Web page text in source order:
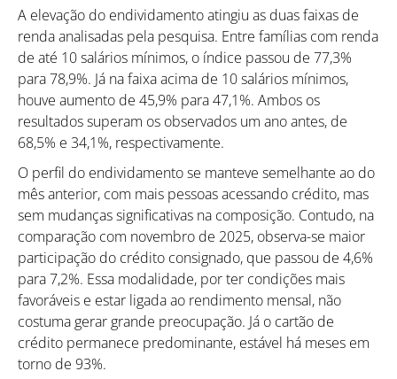
A elevação do endividamento atingiu as duas faixas de
renda analisadas pela pesquisa. Entre famílias com renda
de até 10 salários mínimos, o índice passou de 77,3%
para 78,9%. Já na faixa acima de 10 salários mínimos,
houve aumento de 45,9% para 47,1%. Ambos os
resultados superam os observados um ano antes, de
68,5% e 34,1%, respectivamente.
O perfil do endividamento se manteve semelhante ao do
mês anterior, com mais pessoas acessando crédito, mas
sem mudanças significativas na composição. Contudo, na
comparação com novembro de 2025, observa-se maior
participação do crédito consignado, que passou de 4,6%
para 7,2%. Essa modalidade, por ter condições mais
favoráveis e estar ligada ao rendimento mensal, não
costuma gerar grande preocupação. Já o cartão de
crédito permanece predominante, estável há meses em
torno de 93%.